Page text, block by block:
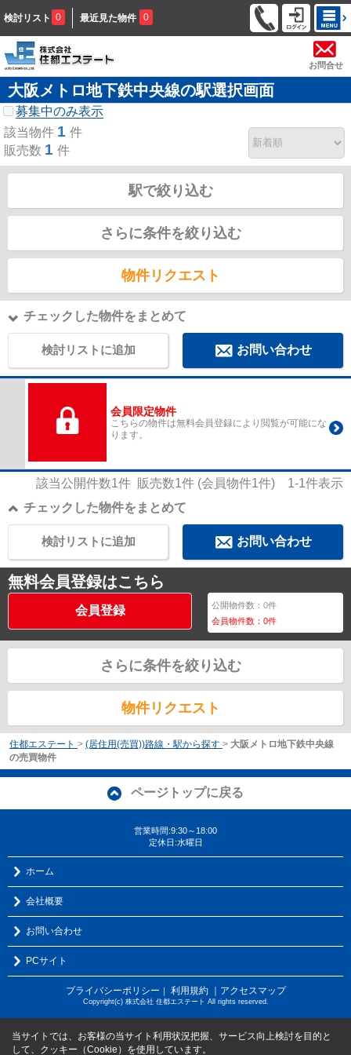
検討リスト 0 最近見た物件 0
お問合せ
大阪メトロ地下鉄中央線の駅選択画面
募集中のみ表示
該当物件 1 件
販売数 1 件
駅で絞り込む
さらに条件を絞り込む
物件リクエスト
チェックした物件をまとめて
検討リストに追加 お問い合わせ
会員限定物件
こちらの物件は無料会員登録により閲覧が可能にな
ります。
該当公開件数1件 販売数1件 (会員物件1件) 1-1件表示
チェックした物件をまとめて
お問い合わせ
検討リストに追加
無料会員登録はこちら
会員登録 公開物件数：0件
会員物件数：0件
さらに条件を絞り込む
物件リクエスト
住都エステート > (居住用(売買))路線・駅から探す > 大阪メトロ地下鉄中央線
の売買物件
ページトップに戻る
営業時間:9:30～18:00
定休日:水曜日
ホーム
会社概要
お問い合わせ
PCサイト
プライバシーポリシー ｜ 利用規約 ｜アクセスマップ
Copyright(c) 株式会社 住都エステート All rights reserved.
当サイトでは、お客様の当サイト利用状況把握、サービス向上検討を目的と
して、クッキー（Cookie）を使用しています。